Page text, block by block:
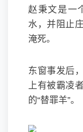
赵秉文是一
水，并阻止
淹死。
东窗事发后
上有被霸凌
的“替罪羊”。